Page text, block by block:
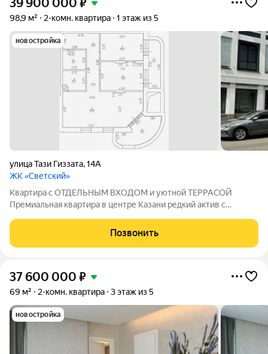
39 900 000 ₽
98,9 м² 2-комн. квартира 1 этаж из 5
новостройка
улица Тази Гиззата,14А
ЖК «Светский»
Квартира с ОТДЕЛЬНЫМ ВХОДОМ и уютной ТЕРРАСОЙ
Премиальная квартира в центре Казани редкий актив с
арендного дохода. О квартире: - квартира с отдельным входом
со двора и приватной террасой -
Позвонить
37 600 000 ₽
69 м² 2-комн. квартира 3 этаж из 5
новостройка